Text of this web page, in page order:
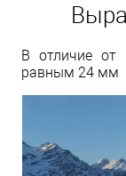
В отличие от
равным 24 мм